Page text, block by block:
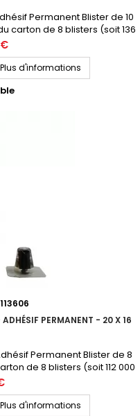
Permanent Blister de 10
carton de 8 blisters (soit 136
inclus dans chaque blister
Plus d'informations
PERMANENT - 20 X 16
Permanent Blister de 8
de 8 blisters (soit 112 000
inclus dans chaque blister
Plus d'informations